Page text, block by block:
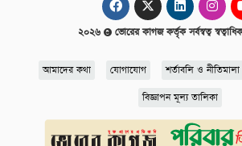
২০২৬ ভোরের কাগজ কর্তৃক সর্বস্বত্ব
আমাদের কথা যোগাযোগ শর্তাবলি ও নীতিমালা
বিজ্ঞাপন মূল্য তালিকা